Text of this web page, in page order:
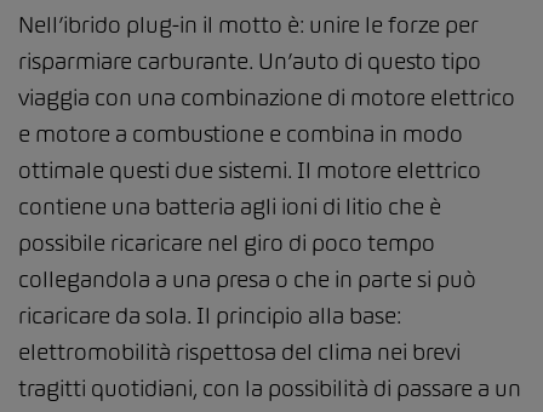
Nell’ibrido plug-in il motto è: unire le forze per
risparmiare carburante. Un’auto di questo tipo
viaggia con una combinazione di motore elettrico
e motore a combustione e combina in modo
ottimale questi due sistemi. Il motore elettrico
contiene una batteria agli ioni di litio che è
possibile ricaricare nel giro di poco tempo
collegandola a una presa o che in parte si può
ricaricare da sola. Il principio alla base:
elettromobilità rispettosa del clima nei brevi
tragitti quotidiani, con la possibilità di passare a un